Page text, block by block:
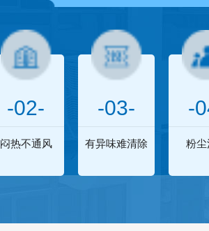
-02-
闷热不通风
-03-
有异味难清除
-
粉尘